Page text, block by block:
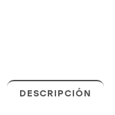
DESCRIPCIÓN